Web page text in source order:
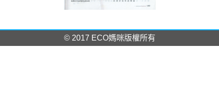
© 2017 ECO媽咪版權所有